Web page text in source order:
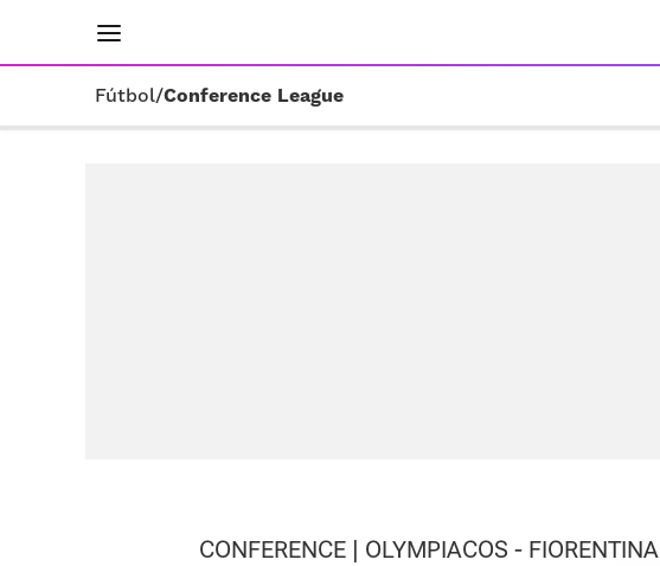
Fútbol/Conference League
CONFERENCE | OLYMPIACOS - FIORENTINA